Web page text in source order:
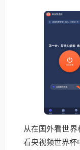
从在国外看世界
看央视频世界杯